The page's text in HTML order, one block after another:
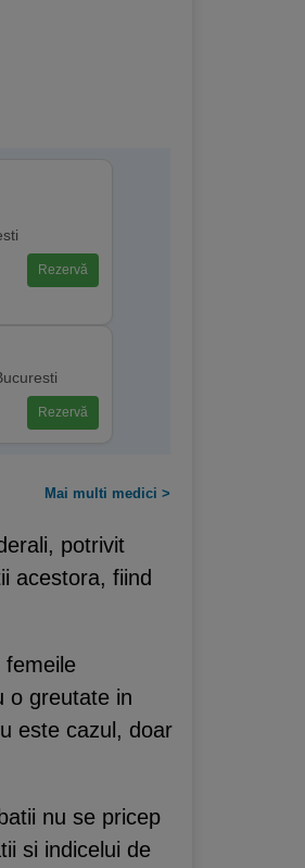
Rezervă
Rezervă
Mai multi medici >
potrivit
acestora, fiind
femeile
o greutate in
este cazul, doar
nu se pricep
si indicelui de